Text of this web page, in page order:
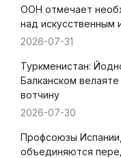
ООН отмечает
над искусственным
2026-07-31
Туркменистан:
Балканском
вотчину
2026-07-30
Профсоюзы
объединяются